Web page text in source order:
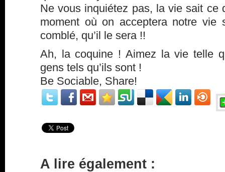
Ne vous inquiétez pas, la vie sait ce
moment où on acceptera notre vie
comblé, qu’il le sera !!
Ah, la coquine ! Aimez la vie telle
gens tels qu’ils sont !
Be Sociable, Share!
A lire également :